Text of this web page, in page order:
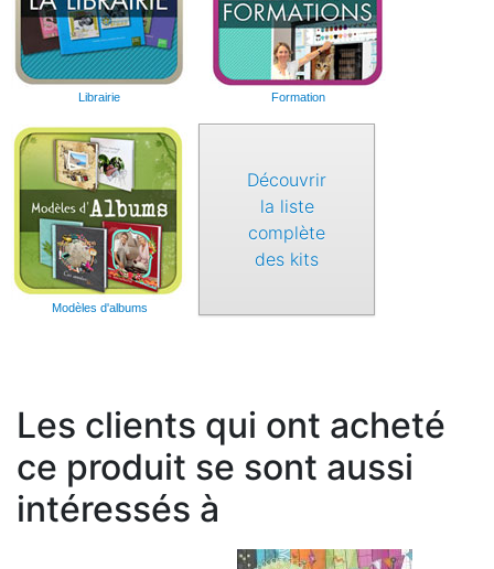
Librairie Formation
Modèles d'albums
Découvrir
la liste
complète
des kits
Les clients qui ont acheté
ce produit se sont aussi
intéressés à